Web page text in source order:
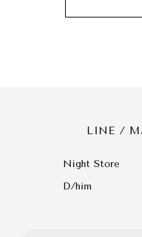
LINE /
Night Store
D/him